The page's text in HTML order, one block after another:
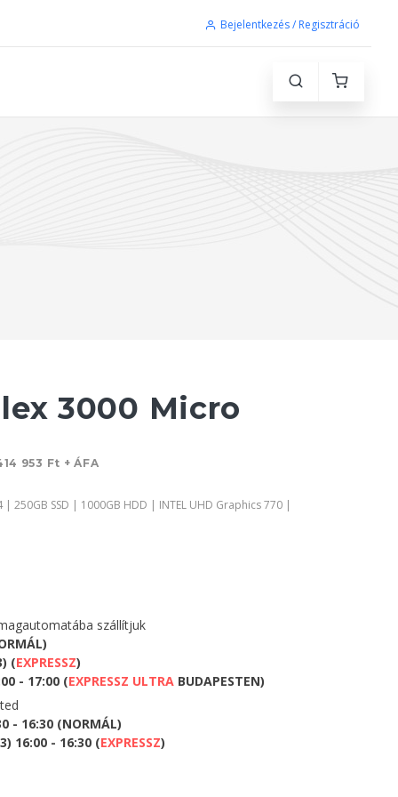
Bejelentkezés / Regisztráció
3000 Micro
953 Ft + ÁFA
250GB SSD | 1000GB HDD | INTEL UHD Graphics 770 |
szállítjuk
(EXPRESSZ)
- 17:00 (EXPRESSZ ULTRA BUDAPESTEN)
- 16:30 (NORMÁL)
16:00 - 16:30 (EXPRESSZ)